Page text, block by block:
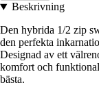
Beskrivning
Den hybrida 1/2 zip
den perfekta
Designad av ett
komfort och
bästa.